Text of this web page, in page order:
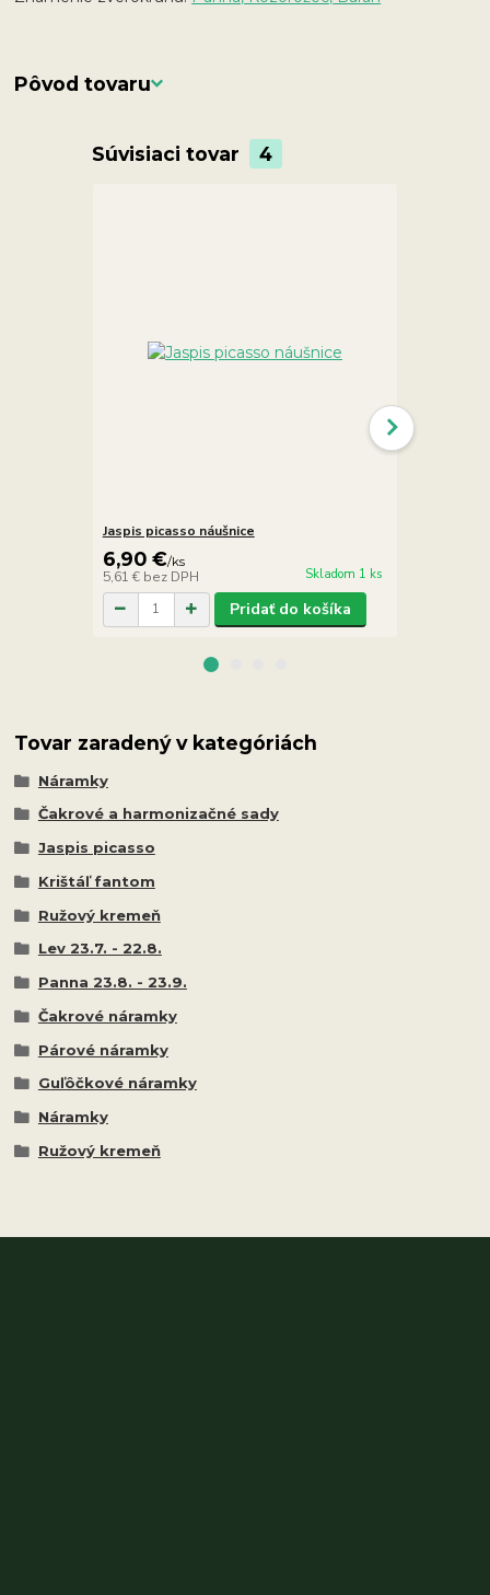
Pôvod tovaru
Súvisiaci tovar 4
Jaspis picasso náušnice
6,90 €/ks
5,61 € bez DPH Skladom 1 ks
Pridať do košíka
Tovar zaradený v kategóriách
Náramky
Čakrové a harmonizačné sady
Jaspis picasso
Krištáľ fantom
Ružový kremeň
Lev 23.7. - 22.8.
Panna 23.8. - 23.9.
Čakrové náramky
Párové náramky
Guľôčkové náramky
Náramky
Ružový kremeň